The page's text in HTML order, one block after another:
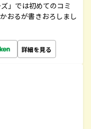
」では初めてのコミ
おるが書きおろしまし
詳細を見る